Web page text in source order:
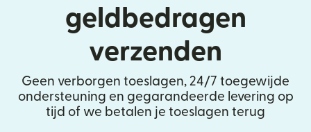
geldbedragen
verzenden
Geen verborgen toeslagen, 24/7 toegewijde
ondersteuning en gegarandeerde levering op
tijd of we betalen je toeslagen terug